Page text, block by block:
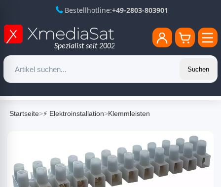
Bestellhotline:+49-2803-803901
Suchen
Startseite>⚡ Elektroinstallation>Klemmleisten